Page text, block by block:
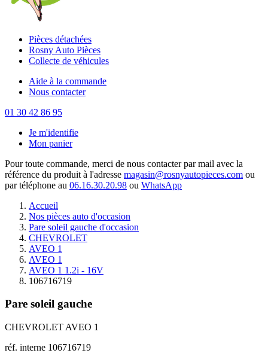
Pièces détachées
Rosny Auto Pièces
Collecte de véhicules
Aide à la commande
Nous contacter
01 30 42 86 95
Je m'identifie
Mon panier
Pour toute commande, merci de nous contacter par mail avec la
référence du produit à l'adresse magasin@rosnyautopieces.com ou
par téléphone au 06.16.30.20.98 ou WhatsApp
Accueil
Nos pièces auto d'occasion
Pare soleil gauche d'occasion
CHEVROLET
AVEO 1
AVEO 1
AVEO 1 1.2i - 16V
106716719
Pare soleil gauche
CHEVROLET AVEO 1
réf. interne 106716719